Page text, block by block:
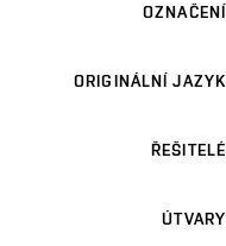
OZNAČENÍ
ORIGINÁLNÍ JAZYK
ŘEŠITELÉ
ÚTVARY